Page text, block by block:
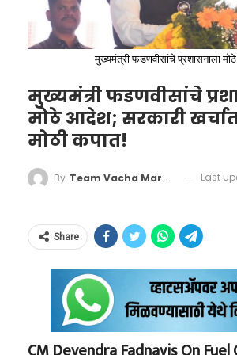
आणि तिचा नोटीस पिरियडही माफ
लवकरात लवकर कार्यालयातून
कॉर्पोरेट जगतातील
शाप: ‘मदरहुड
लातूरच्या पालकांच्या
जागरूकतेमुळे
या महाघोटाळ्याचा पर्दाफाश
नामांकित खाजगी संस्थेच्या सराव
Test) विचारलेले ४२ प्रश्न मुख्य
मुख्यमंत्री फडणवीसांचे प्रशासनाला
मुख्यमंत्री फडणवीसांचे
मोठे आदेश; सरकारी
मोठी कपात!
By Team Vacha Marathi Last
Share